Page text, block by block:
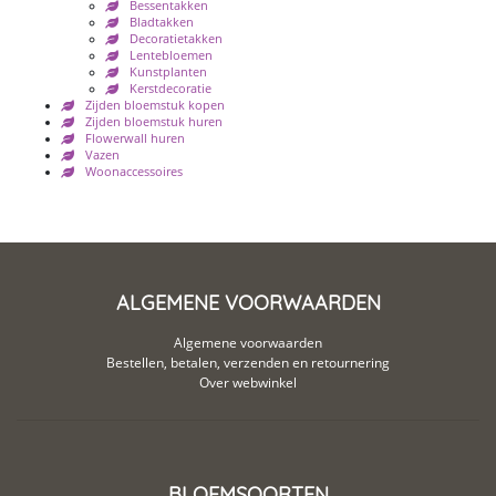
Bessentakken
Bladtakken
Decoratietakken
Lentebloemen
Kunstplanten
Kerstdecoratie
Zijden bloemstuk kopen
Zijden bloemstuk huren
Flowerwall huren
Vazen
Woonaccessoires
ALGEMENE VOORWAARDEN
Algemene voorwaarden
Bestellen, betalen, verzenden en retournering
Over webwinkel